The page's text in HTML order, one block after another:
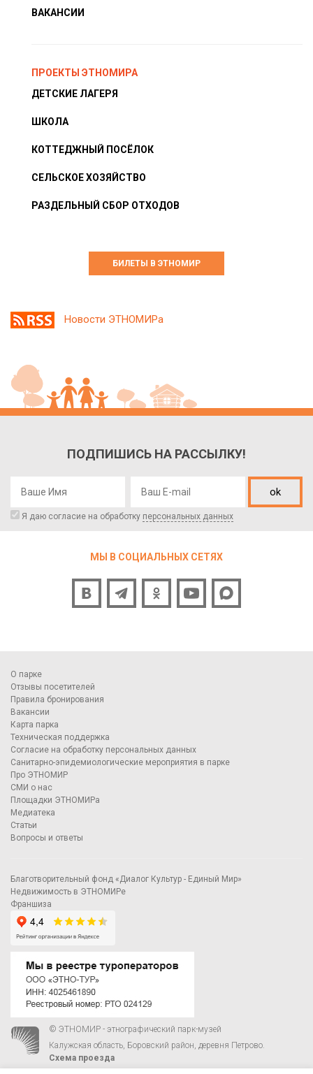
ВАКАНСИИ
ПРОЕКТЫ ЭТНОМИРА
ДЕТСКИЕ ЛАГЕРЯ
ШКОЛА
КОТТЕДЖНЫЙ ПОСЁЛОК
СЕЛЬСКОЕ ХОЗЯЙСТВО
РАЗДЕЛЬНЫЙ СБОР ОТХОДОВ
БИЛЕТЫ В ЭТНОМИР
Новости ЭТНОМИРа
ПОДПИШИСЬ НА РАССЫЛКУ!
ok
Я даю согласие на обработку персональных данных
МЫ В СОЦИАЛЬНЫХ СЕТЯХ
О парке
Отзывы посетителей
Правила бронирования
Вакансии
Карта парка
Техническая поддержка
Согласие на обработку персональных данных
Санитарно-эпидемиологические мероприятия в парке
Про ЭТНОМИР
СМИ о нас
Площадки ЭТНОМИРа
Медиатека
Статьи
Вопросы и ответы
Благотворительный фонд «Диалог Культур - Единый Мир»
Недвижимость в ЭТНОМИРе
Франшиза
© ЭТНОМИР - этнографический парк-музей
Калужская область, Боровский район, деревня Петрово.
Схема проезда